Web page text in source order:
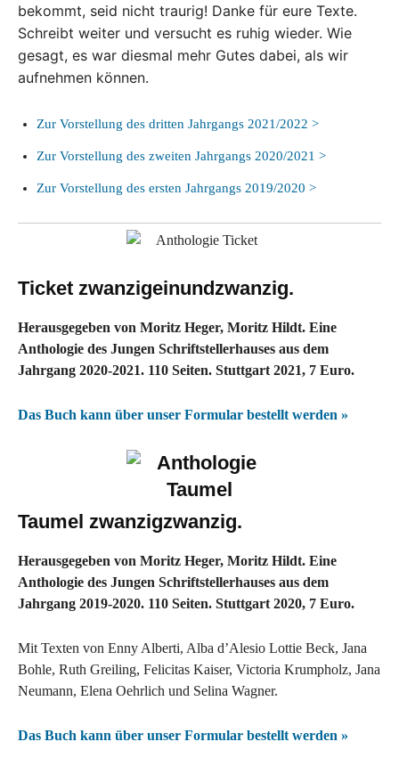
bekommt, seid nicht traurig! Danke für eure Texte.
Schreibt weiter und versucht es ruhig wieder. Wie
gesagt, es war diesmal mehr Gutes dabei, als wir
aufnehmen können.
Zur Vorstellung des dritten Jahrgangs 2021/2022 >
Zur Vorstellung des zweiten Jahrgangs 2020/2021 >
Zur Vorstellung des ersten Jahrgangs 2019/2020 >
Ticket zwanzigeinundzwanzig.
Herausgegeben von Moritz Heger, Moritz Hildt. Eine
Anthologie des Jungen Schriftstellerhauses aus dem
Jahrgang 2020-2021. 110 Seiten. Stuttgart 2021, 7 Euro.
Das Buch kann über unser Formular bestellt werden »
Taumel zwanzigzwanzig.
Herausgegeben von Moritz Heger, Moritz Hildt. Eine
Anthologie des Jungen Schriftstellerhauses aus dem
Jahrgang 2019-2020. 110 Seiten. Stuttgart 2020, 7 Euro.
Mit Texten von Enny Alberti, Alba d’Alesio Lottie Beck, Jana
Bohle, Ruth Greiling, Felicitas Kaiser, Victoria Krumpholz, Jana
Neumann, Elena Oehrlich und Selina Wagner.
Das Buch kann über unser Formular bestellt werden »